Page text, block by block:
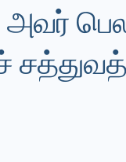
அவர்